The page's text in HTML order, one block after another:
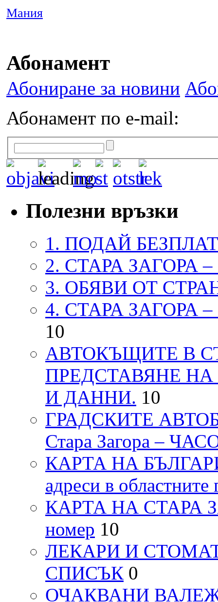
Мания
Абонамент
Абониране за новини
Абонамент по e-mail:
Полезни връзки
1. ПОДАЙ
2. СТАРА ЗАГОРА
3. ОБЯВИ ОТ
4. СТАРА ЗАГОРА
10
АВТОКЪЩИТЕ В
ПРЕДСТАВЯНЕ
И ДАННИ. 10
ГРАДСКИТЕ
Стара Загора –
КАРТА НА
адреси в областните
КАРТА НА СТАРА
номер 10
ЛЕКАРИ И
СПИСЪК 0
ОЧАКВАНИ ВАЛЕЖИ